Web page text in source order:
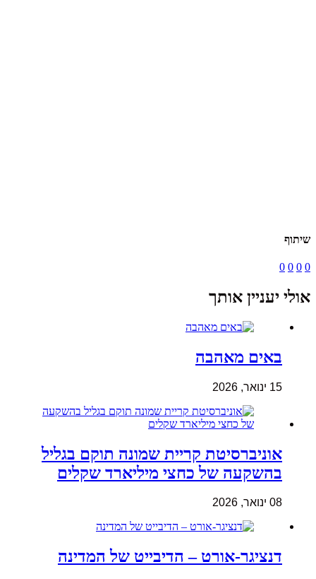
שיתוף
0
0
0
0
אולי יעניין אותך
באים מאהבה
15 ינואר, 2026
אוניברסיטת קריית שמונה תוקם בגליל
בהשקעה של כחצי מיליארד שקלים
08 ינואר, 2026
דנציגר-אורט – הדיבייט של המדינה